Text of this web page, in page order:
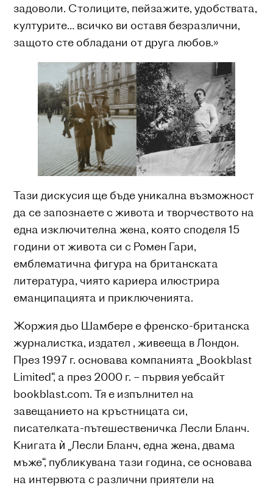
задоволи. Столиците, пейзажите, удобствата,
културите… всичко ви оставя безразлични,
защото сте обладани от друга любов.»
Тази дискусия ще бъде уникална възможност
да се запознаете с живота и творчеството на
една изключителна жена, която споделя 15
години от живота си с Ромен Гари,
емблематична фигура на британската
литература, чиято кариера илюстрира
еманципацията и приключенията.
Жоржия дьо Шамбере е френско-британска
журналистка, издател , живееща в Лондон.
През 1997 г. основава компанията „Bookblast
Limited“, а през 2000 г. – първия уебсайт
bookblast.com. Тя е изпълнител на
завещанието на кръстницата си,
писателката-пътешественичка Лесли Бланч.
Книгата ѝ „Лесли Бланч, една жена, двама
мъже“, публикувана тази година, се основава
на интервюта с различни приятели на